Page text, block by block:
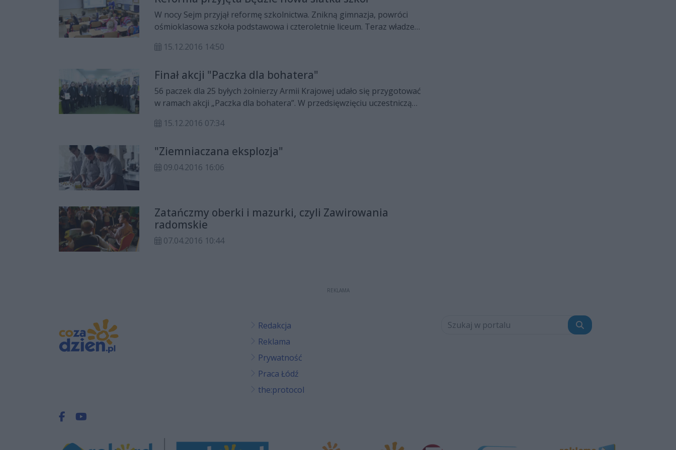
W nocy Sejm przyjął reformę szkolnictwa. Znikną gimnazja, powróci
ośmioklasowa szkoła podstawowa i czteroletnie liceum. Teraz władze
15.12.2016 14:50
Finał akcji "Paczka dla bohatera"
56 paczek dla 25 byłych żołnierzy Armii Krajowej udało się przygotować
w ramach akcji „Paczka dla bohatera”. W przedsięwzięciu uczestniczą
15.12.2016 07:34
"Ziemniaczana eksplozja"
09.04.2016 16:06
Zatańczmy oberki i mazurki, czyli Zawirowania
radomskie
07.04.2016 10:44
REKLAMA
Redakcja
Reklama
Prywatność
Praca Łódź
the:protocol
Szukaj
Facebook.com
Youtube.com